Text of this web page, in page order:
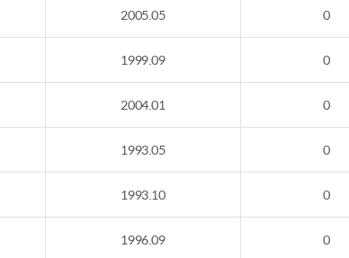
2005.05 0
1999.09 0
2004.01 0
1993.05 0
1993.10 0
1996.09 0